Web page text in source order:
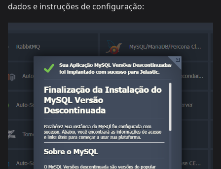
dados e instruções de configuração: